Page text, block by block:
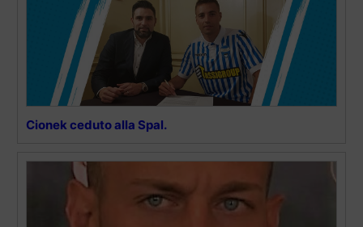
Cionek ceduto alla Spal.